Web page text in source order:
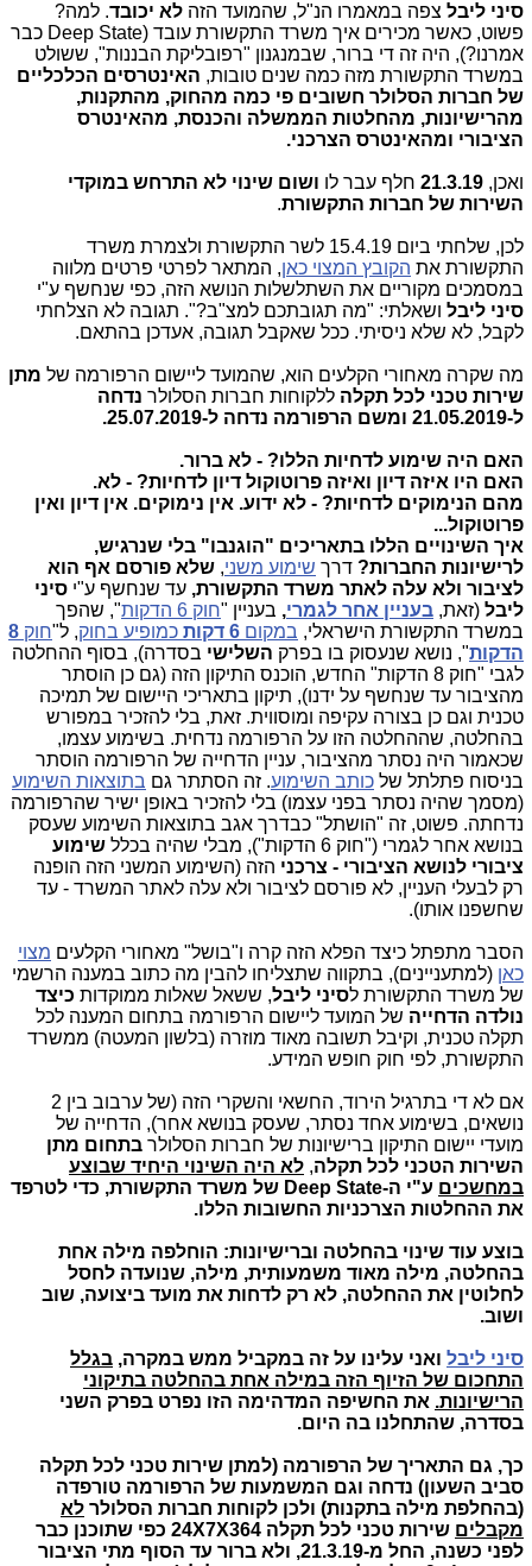
סיני ליבל צפה במאמרו הנ"ל, שהמועד הזה לא יכובד. למה?
פשוט, כאשר מכירים איך משרד התקשורת עובד (Deep State כבר
אמרנו?), היה זה די ברור, שבמנגנון "רפובליקת הבננות", ששולט
במשרד התקשורת מזה כמה שנים טובות, האינטרסים הכלכליים
של חברות הסלולר חשובים פי כמה מהחוק, מהתקנות,
מהרישיונות, מהחלטות הממשלה והכנסת, מהאינטרס
הציבורי ומהאינטרס הצרכני.
ואכן, 21.3.19 חלף עבר לו ושום שינוי לא התרחש במוקדי
השירות של חברות התקשורת.
לכן, שלחתי ביום 15.4.19 לשר התקשורת ולצמרת משרד
התקשורת את הקובץ המצוי כאן, המתאר לפרטי פרטים מלווה
במסמכים מקוריים את השתלשלות הנושא הזה, כפי שנחשף ע"י
סיני ליבל ושאלתי: "מה תגובתכם למצ"ב?". תגובה לא הצלחתי
לקבל, לא שלא ניסיתי. ככל שאקבל תגובה, אעדכן בהתאם.
מה שקרה מאחורי הקלעים הוא, שהמועד ליישום הרפורמה של מתן
שירות טכני לכל תקלה ללקוחות חברות הסלולר נדחה
ל-21.05.2019 ומשם הרפורמה נדחה ל-25.07.2019.
האם היה שימוע לדחיות הללו? - לא ברור.
האם היו איזה דיון ואיזה פרוטוקול דיון לדחיות? - לא.
מהם הנימוקים לדחיות? - לא ידוע. אין נימוקים. אין דיון ואין
פרוטוקול...
איך השינויים הללו בתאריכים "הוגנבו" בלי שנרגיש,
לרישיונות החברות? דרך שימוע משני, שלא פורסם אף הוא
לציבור ולא עלה לאתר משרד התקשורת, עד שנחשף ע"י סיני
ליבל (זאת, בעניין אחר לגמרי, בעניין "חוק 6 הדקות
", שהפך
במשרד התקשורת הישראלי, במקום 6 דקות כמופיע בחוק, ל"חוק 8
הדקות", נושא שנעסוק בו בפרק השלישי בסדרה), בסוף ההחלטה
לגבי "חוק 8 הדקות" החדש, הוכנס התיקון הזה (גם כן הוסתר
מהציבור עד שנחשף על ידנו), תיקון בתאריכי היישום של תמיכה
טכנית וגם כן בצורה עקיפה ומוסווית. זאת, בלי להזכיר במפורש
בהחלטה, שההחלטה הזו על הרפורמה נדחית. בשימוע עצמו,
שכאמור היה נסתר מהציבור, עניין הדחייה של הרפורמה הוסתר
בניסוח פתלתל של כותב השימוע. זה הסתתר גם בתוצאות השימוע
(מסמך שהיה נסתר בפני עצמו) בלי להזכיר באופן ישיר שהרפורמה
נדחתה. פשוט, זה "הושתל" כבדרך אגב בתוצאות השימוע שעסק
בנושא אחר לגמרי ("חוק 6 הדקות"), מבלי שהיה בכלל
שימוע
ציבורי לנושא הציבורי - צרכני הזה (השימוע המשני הזה הופנה
רק לבעלי העניין, לא פורסם לציבור ולא עלה לאתר המשרד - עד
שחשפנו אותו).
הסבר מתפתל כיצד הפלא הזה קרה ו"בושל" מאחורי הקלעים מצוי
כאן (למתעניינים), בתקווה שתצליחו להבין מה כתוב במענה הרשמי
של משרד התקשורת לסיני ליבל, ששאל שאלות ממוקדות כיצד
נולדה הדחייה של המועד ליישום הרפורמה בתחום המענה לכל
תקלה טכנית, וקיבל תשובה מאוד מוזרה (בלשון המעטה) ממשרד
התקשורת, לפי חוק חופש המידע.
אם לא די בתרגיל הירוד, החשאי והשקרי הזה (של ערבוב בין 2
נושאים, בשימוע אחד נסתר, שעסק בנושא אחר), הדחייה של
מועדי יישום התיקון ברישיונות של חברות הסלולר בתחום מתן
השירות הטכני לכל תקלה, לא היה השינוי היחיד שבוצע
במחשכים
ע"י ה-Deep State של משרד התקשורת, כדי לטרפד
את ההחלטות הצרכניות החשובות הללו.
בוצע עוד שינוי בהחלטה וברישיונות: הוחלפה מילה אחת
בהחלטה, מילה מאוד משמעותית, מילה, שנועדה לחסל
לחלוטין את ההחלטה, לא רק לדחות את מועד ביצועה, שוב
ושוב.
סיני ליבל ואני עלינו על זה במקביל ממש במקרה, בגלל
התחכום של הזיוף הזה במילה אחת בהחלטה בתיקוני
הרישיונות. את החשיפה המדהימה הזו נפרט בפרק השני
בסדרה, שהתחלנו בה היום.
כך, גם התאריך של הרפורמה (למתן שירות טכני לכל תקלה
סביב השעון) נדחה וגם המשמעות של הרפורמה טורפדה
(בהחלפת מילה בתקנות) ולכן לקוחות חברות הסלולר לא
מקבלים
שירות טכני לכל תקלה 24X7X364 כפי שתוכנן כבר
לפני כשנה, החל מ-21.3.19, ולא ברור עד הסוף מתי הציבור